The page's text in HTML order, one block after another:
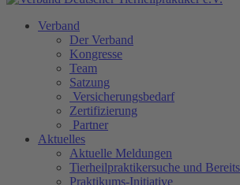
Verband
Der Verband
Kongresse
Team
Satzung
Versicherungsbedarf
Zertifizierung
Partner
Aktuelles
Aktuelle Meldungen
Tierheilpraktikersuche und
Praktikums-Initiative